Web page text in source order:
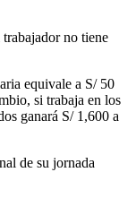
no tiene
equivale a S/ 50
si trabaja en los
ganará S/ 1,600 a
de su jornada